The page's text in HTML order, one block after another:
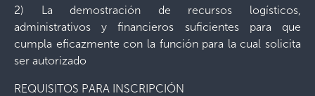
2) La demostración de recursos logísticos,
administrativos y financieros suficientes para que
cumpla eficazmente con la función para la cual solicita
ser autorizado
REQUISITOS PARA INSCRIPCIÓN